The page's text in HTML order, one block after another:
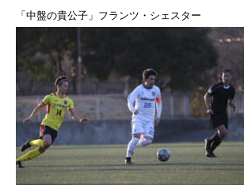
「中盤の貴公子」フランツ・シェスター